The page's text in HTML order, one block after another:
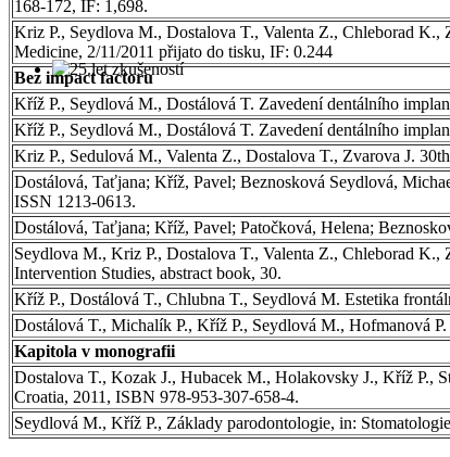
168-172, IF: 1,698.
Kriz P., Seydlova M., Dostalova T., Valenta Z., Chleborad
Medicine, 2/11/2011 přijato do tisku, IF: 0.244
Bez impact factoru
Kříž P., Seydlová M., Dostálová T. Zavedení dentálního
Kříž P., Seydlová M., Dostálová T. Zavedení dentálního
Kriz P., Sedulová M., Valenta Z., Dostalova T., Zvarova J.
Dostálová, Taťjana; Kříž, Pavel; Beznosková Seydlová,
ISSN 1213-0613.
Dostálová, Taťjana; Kříž, Pavel; Patočková, Helena;
Seydlova M., Kriz P., Dostalova T., Valenta Z., Chleborad
Intervention Studies, abstract book, 30.
Kříž P., Dostálová T., Chlubna T., Seydlová M. Estetika
Dostálová T., Michalík P., Kříž P., Seydlová M., Hofmanová
Kapitola v monografii
Dostalova T., Kozak J., Hubacek M., Holakovsky J., Kříž
Croatia, 2011, ISBN 978-953-307-658-4.
Seydlová M., Kříž P., Základy parodontologie, in: